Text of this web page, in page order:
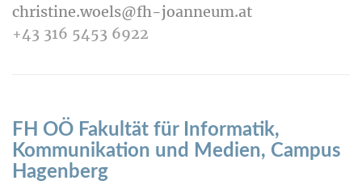
christine.woels@fh-joanneum.at
+43 316 5453 6922
FH OÖ Fakultät für Informatik,
Kommunikation und Medien, Campus
Hagenberg